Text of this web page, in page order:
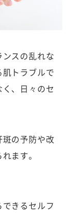
スの乱れな
トラブルで
、日々のセ
の予防や改
ます。
きるセルフ